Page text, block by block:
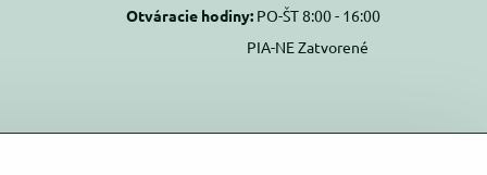
Otváracie hodiny: PO-ŠT 8:00 - 16:00
PIA-NE Zatvorené